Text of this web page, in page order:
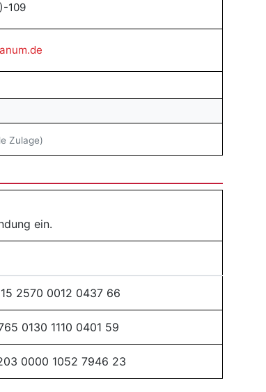
109
Zulage)
ein.
2570 0012 0437 66
0130 1110 0401 59
0000 1052 7946 23